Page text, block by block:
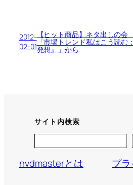
2012-
02-01
【ヒット商品】ネタ出しの
「市場トレンド私はこう読む
発想』」から
サイト内検索
nvdmasterとは
プ